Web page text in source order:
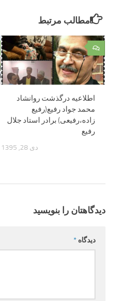
مطالب مرتبط
۰
اطلاعیه درگذشت روانشاد
محمد جواد رفیع(رفیع
زاده،رفیعی) برادر استاد جلال
رفیع
دی 28, 1395
دیدگاهتان را بنویسید
دیدگاه *